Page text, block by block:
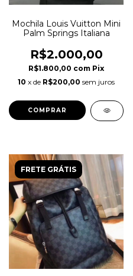
Mochila Louis Vuitton Mini
Palm Springs Italiana
R$2.000,00
R$1.800,00 com Pix
10 x de R$200,00 sem juros
FRETE GRÁTIS